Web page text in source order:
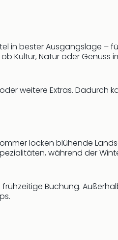
in bester Ausgangslage –
Kultur, Natur oder Genuss
weitere Extras. Dadurch
locken blühende
während der
Buchung.